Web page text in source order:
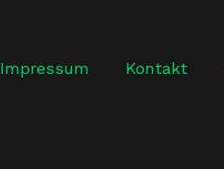
Impressum Kontakt